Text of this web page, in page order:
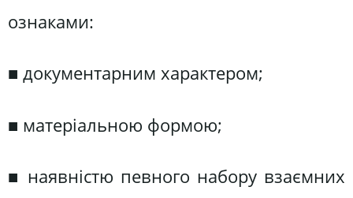
ознаками:
■ документарним характером;
■ матеріальною формою;
■ наявністю певного набору взаємних